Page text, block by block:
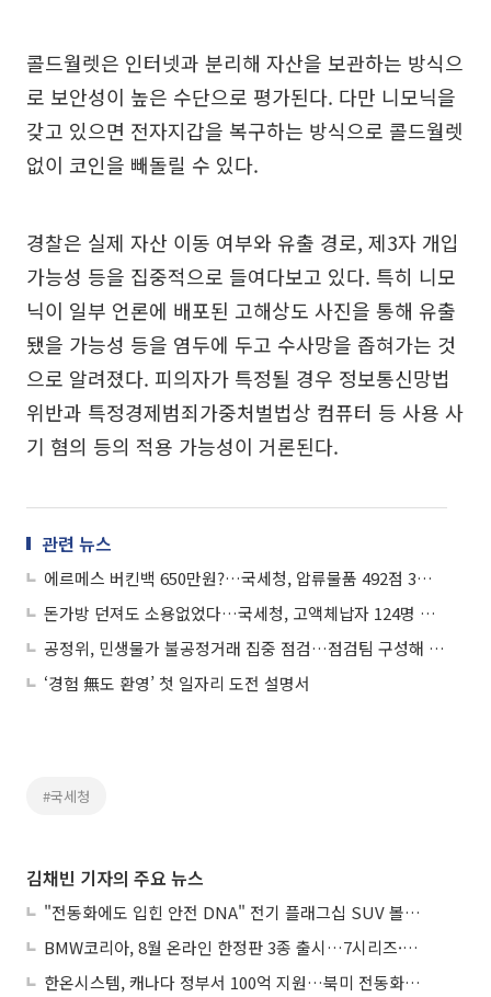
콜드월렛은 인터넷과 분리해 자산을 보관하는 방식으
로 보안성이 높은 수단으로 평가된다. 다만 니모닉을
갖고 있으면 전자지갑을 복구하는 방식으로 콜드월렛
없이 코인을 빼돌릴 수 있다.
경찰은 실제 자산 이동 여부와 유출 경로, 제3자 개입
가능성 등을 집중적으로 들여다보고 있다. 특히 니모
닉이 일부 언론에 배포된 고해상도 사진을 통해 유출
됐을 가능성 등을 염두에 두고 수사망을 좁혀가는 것
으로 알려졌다. 피의자가 특정될 경우 정보통신망법
위반과 특정경제범죄가중처벌법상 컴퓨터 등 사용 사
기 혐의 등의 적용 가능성이 거론된다.
관련 뉴스
에르메스 버킨백 650만원?…국세청, 압류물품 492점 3월 공매
돈가방 던져도 소용없었다…국세청, 고액체납자 124명 수색해 81억원 압류
공정위, 민생물가 불공정거래 집중 점검…점검팀 구성해 감시 강화
‘경험 無도 환영’ 첫 일자리 도전 설명서
#국세청
김채빈 기자의 주요 뉴스
"전동화에도 입힌 안전 DNA" 전기 플래그십 SUV 볼보 'EX90'
BMW코리아, 8월 온라인 한정판 3종 출시…7시리즈·X7·M340i 투어링
한온시스템, 캐나다 정부서 100억 지원…북미 전동화 시장 가속